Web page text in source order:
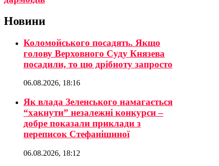
Новини
Коломойського посадять. Якщо
голову Верховного Суду Князева
посадили, то цю дрібноту запросто
06.08.2026, 18:16
Як влада Зеленського намагається
“хакнути” незалежні конкурси –
добре показали приклади з
переписок Стефанішиної
06.08.2026, 18:12